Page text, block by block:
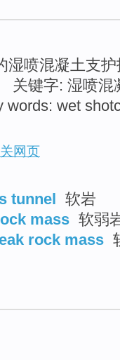
湿喷混凝土支
关键字: 湿喷混
words: wet
网页
tunnel 软岩
mass 软弱
rock mass